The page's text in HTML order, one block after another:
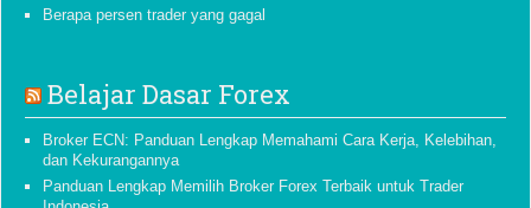
Berapa persen trader yang gagal
Belajar Dasar Forex
Broker ECN: Panduan Lengkap Memahami Cara Kerja, Kelebihan,
dan Kekurangannya
Panduan Lengkap Memilih Broker Forex Terbaik untuk Trader